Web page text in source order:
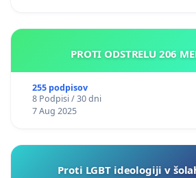
PROTI ODSTRELU 206
255 podpisov
8 Podpisi / 30 dni
7 Aug 2025
Proti LGBT ideologiji v